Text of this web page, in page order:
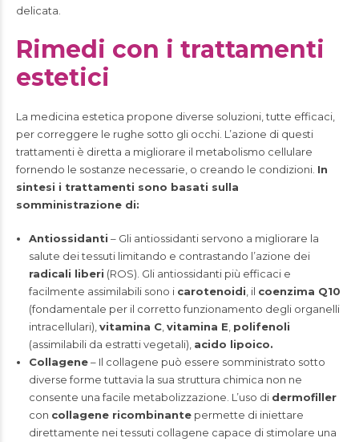
delicata.
Rimedi con i trattamenti
estetici
La medicina estetica propone diverse soluzioni, tutte efficaci,
per correggere le rughe sotto gli occhi. L’azione di questi
trattamenti è diretta a migliorare il metabolismo cellulare
fornendo le sostanze necessarie, o creando le condizioni. In
sintesi i trattamenti sono basati sulla
somministrazione di:
Antiossidanti – Gli antiossidanti servono a migliorare la
salute dei tessuti limitando e contrastando l’azione dei
radicali liberi (ROS). Gli antiossidanti più efficaci e
facilmente assimilabili sono i carotenoidi , il coenzima Q10
(fondamentale per il corretto funzionamento degli organelli
intracellulari), vitamina C, vitamina E polifenoli
(assimilabili da estratti vegetali), acido lipoico.
Collagene– Il collagene può essere somministrato sotto
diverse forme tuttavia la sua struttura chimica non ne
consente una facile metabolizzazione. L’uso di dermofiller
con collagene ricombinantepermette di iniettare
direttamente nei tessuti collagene capace di stimolare una